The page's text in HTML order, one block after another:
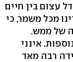
עצום בין חיים
מכל משמר, כי
של ממש.
אינני
רבה מאד